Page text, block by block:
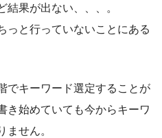
果が出ない、、、。
っと行っていないことにある
でキーワード選定することが
き始めていても今からキーワ
ません。